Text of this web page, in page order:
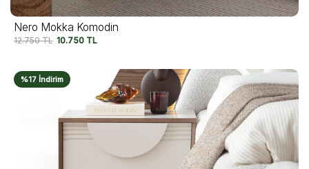
Nero Mokka Komodin
12.750TL 10.750 TL
%17 İndirim